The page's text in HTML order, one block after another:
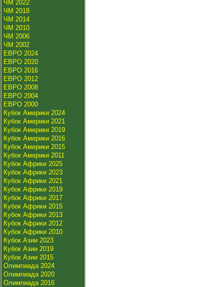
ЧМ 2022
ЧМ 2018
ЧМ 2014
ЧМ 2010
ЧМ 2006
ЧМ 2002
ЕВРО 2024
ЕВРО 2020
ЕВРО 2016
ЕВРО 2012
ЕВРО 2008
ЕВРО 2004
ЕВРО 2000
Кубок Америки 2024
Кубок Америки 2021
Кубок Америки 2019
Кубок Америки 2016
Кубок Америки 2015
Кубок Америки 2011
Кубок Африки 2025
Кубок Африки 2023
Кубок Африки 2021
Кубок Африки 2019
Кубок Африки 2017
Кубок Африки 2015
Кубок Африки 2013
Кубок Африки 2012
Кубок Африки 2010
Кубок Азии 2023
Кубок Азии 2019
Кубок Азии 2015
Олимпиада 2024
Олимпиада 2020
Олимпиада 2016